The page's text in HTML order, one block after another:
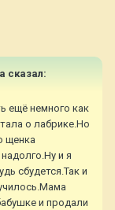
сказал:
ещё немного как
о лабрике.Но
щенка
и я
сбудется.Так и
и продали